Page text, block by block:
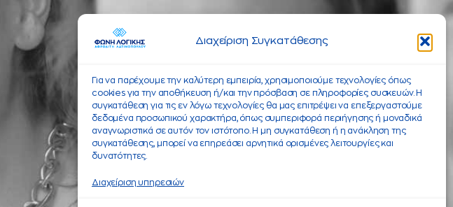
Διαχείριση Συγκατάθεσης
Για να παρέχουμε την καλύτερη εμπειρία, χρησιμοποιούμε τεχνολογίες όπως
cookies για την αποθήκευση ή/και την πρόσβαση σε πληροφορίες συσκευών. Η
συγκατάθεση για τις εν λόγω τεχνολογίες θα μας επιτρέψει να επεξεργαστούμε
δεδομένα προσωπικού χαρακτήρα, όπως συμπεριφορά περιήγησης ή μοναδικά
αναγνωριστικά σε αυτόν τον ιστότοπο. Η μη συγκατάθεση ή η ανάκληση της
συγκατάθεσης, μπορεί να επηρεάσει αρνητικά ορισμένες λειτουργίες και
δυνατότητες.
Διαχείριση υπηρεσιών